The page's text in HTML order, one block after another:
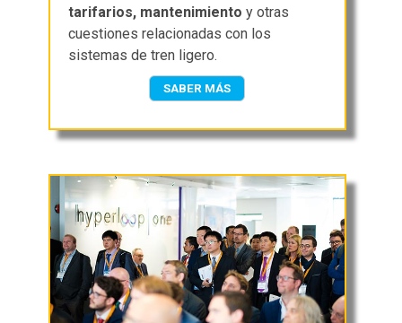
tarifarios, mantenimientoy otras
cuestiones relacionadas con los
sistemas de tren ligero.
SABER MÁS